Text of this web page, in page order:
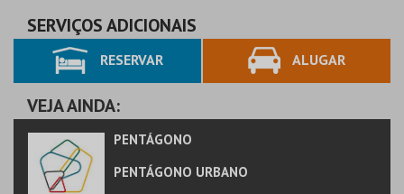
SERVIÇOS ADICIONAIS
RESERVAR ALUGAR
VEJA AINDA:
PENTÁGONO
PENTÁGONO URBANO